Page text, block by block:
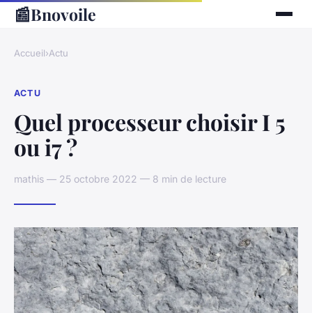
📰Bnovoile
Accueil›Actu
ACTU
Quel processeur choisir I 5
ou i7 ?
mathis — 25 octobre 2022 — 8 min de lecture